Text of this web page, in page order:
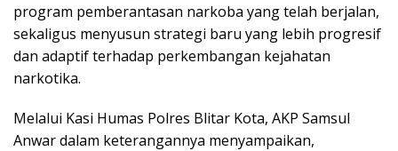
program pemberantasan narkoba yang telah berjalan,
sekaligus menyusun strategi baru yang lebih progresif
dan adaptif terhadap perkembangan kejahatan
narkotika.
Melalui Kasi Humas Polres Blitar Kota, AKP Samsul
Anwar dalam keterangannya menyampaikan,